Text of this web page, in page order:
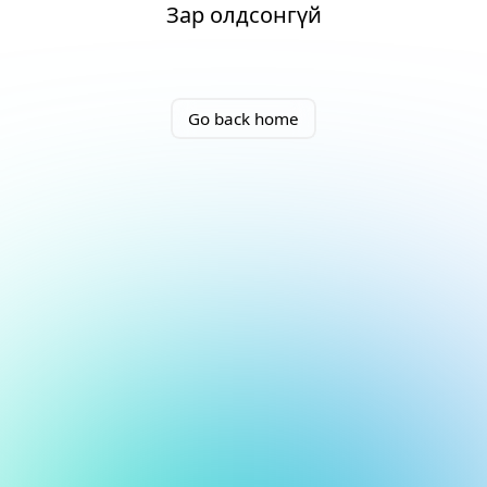
Зар олдсонгүй
Go back home